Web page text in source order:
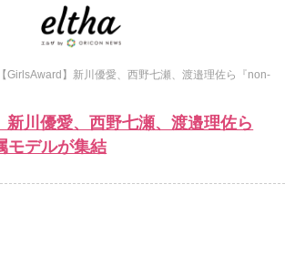
GirlsAward】新川優愛、西野七瀬、渡邉理佐ら『non-
新川優愛、西野七瀬、渡邉理佐ら
モデルが集結